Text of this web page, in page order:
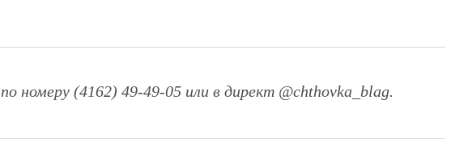
номеру (4162) 49-49-05 или в директ @chthovka_blag.